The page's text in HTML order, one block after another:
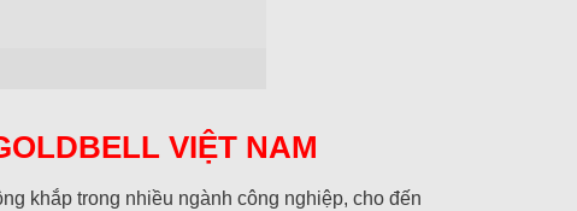
VIỆT NAM
khắp trong nhiều ngành công nghiệp, cho đến